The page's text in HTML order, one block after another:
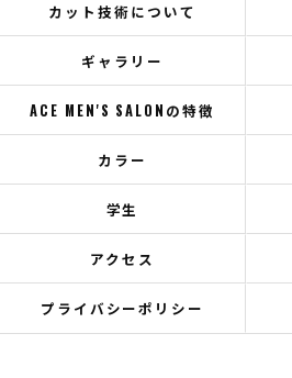
カット技術について
ギャラリー
ACE MEN'S SALONの特徴
カラー
学生
アクセス
プライバシーポリシー